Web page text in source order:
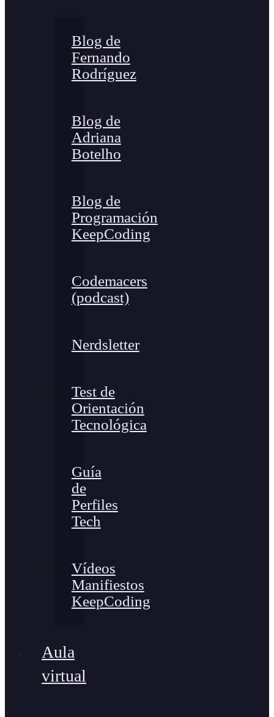
Blog de
Fernando
Rodríguez
Blog de
Adriana
Botelho
Blog de
Programación
KeepCoding
Codemacers
(podcast)
Nerdsletter
Test de
Orientación
Tecnológica
Guía
de
Perfiles
Tech
Vídeos
Manifiestos
KeepCoding
Aula
virtual